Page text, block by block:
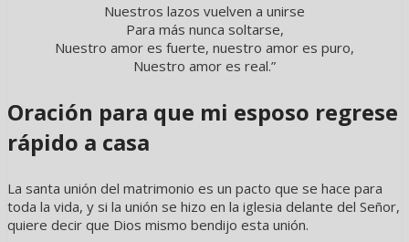
Nuestros lazos vuelven a unirse
Para más nunca soltarse,
Nuestro amor es fuerte, nuestro amor es puro,
Nuestro amor es real.”
Oración para que mi esposo regrese
rápido a casa
La santa unión del matrimonio es un pacto que se hace para
toda la vida, y si la unión se hizo en la iglesia delante del Señor,
quiere decir que Dios mismo bendijo esta unión.